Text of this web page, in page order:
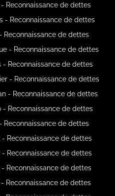
Reconnaissance de dettes
- Reconnaissance de dettes
Reconnaissance de dettes
- Reconnaissance de dettes
- Reconnaissance de dettes
- Reconnaissance de dettes
- Reconnaissance de dettes
- Reconnaissance de dettes
Reconnaissance de dettes
- Reconnaissance de dettes
Reconnaissance de dettes
Reconnaissance de dettes
Reconnaissance de dettes